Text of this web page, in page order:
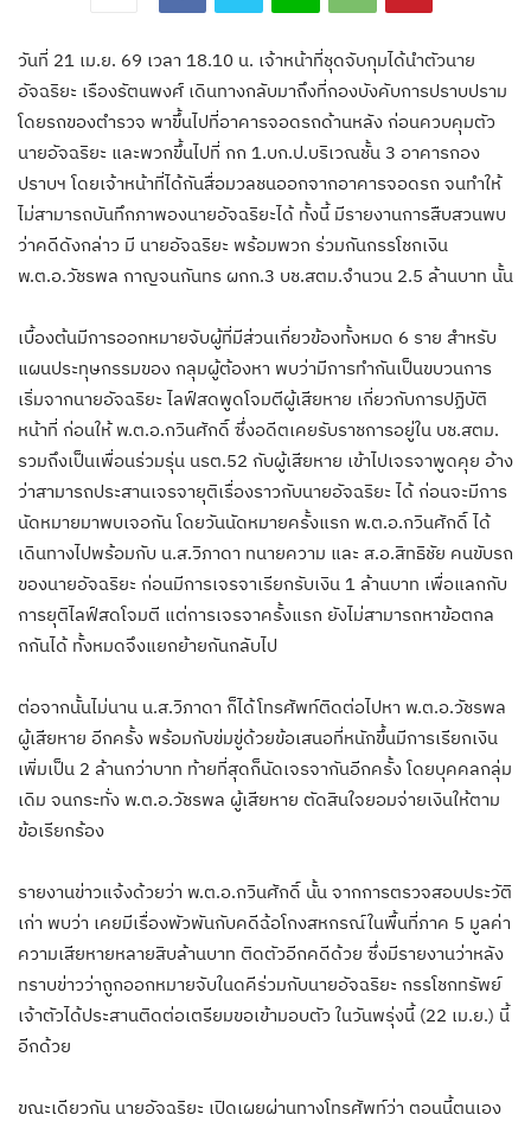
วันที่ 21 เม.ย. 69 เวลา 18.10 น. เจ้าหน้าที่ชุดจับกุมได้นำตัวนาย
อัจฉริยะ เรืองรัตนพงศ์ เดินทางกลับมาถึงที่กองบังคับการปราบปราม
โดยรถของตำรวจ พาขึ้นไปที่อาคารจอดรถด้านหลัง ก่อนควบคุมตัว
นายอัจฉริยะ และพวกขึ้นไปที่ กก 1.บก.ป.บริเวณชั้น 3 อาคารกอง
ปราบฯ โดยเจ้าหน้าที่ได้กันสื่อมวลชนออกจากอาคารจอดรถ จนทำให้
ไม่สามารถบันทึกภาพองนายอัจฉริยะได้ ทั้งนี้ มีรายงานการสืบสวนพบ
ว่าคดีดังกล่าว มี นายอัจฉริยะ พร้อมพวก ร่วมกันกรรโชกเงิน
พ.ต.อ.วัชรพล กาญจนกันทร ผกก.3 บช.สตม.จำนวน 2.5 ล้านบาท นั้น
เบื้องต้นมีการออกหมายจับผู้ที่มีส่วนเกี่ยวข้องทั้งหมด 6 ราย สำหรับ
แผนประทุษกรรมของ กลุมผู้ต้องหา พบว่ามีการทำกันเป็นขบวนการ
เริ่มจากนายอัจฉริยะ ไลฟ์สดพูดโจมตีผู้เสียหาย เกี่ยวกับการปฏิบัติ
หน้าที่ ก่อนให้ พ.ต.อ.กวินศักดิ์ ซึ่งอดีตเคยรับราชการอยู่ใน บช.สตม.
รวมถึงเป็นเพื่อนร่วมรุ่น นรต.52 กับผู้เสียหาย เข้าไปเจรจาพูดคุย อ้าง
ว่าสามารถประสานเจรจายุติเรื่องราวกับนายอัจฉริยะ ได้ ก่อนจะมีการ
นัดหมายมาพบเจอกัน โดยวันนัดหมายครั้งแรก พ.ต.อ.กวินศักดิ์ ได้
เดินทางไปพร้อมกับ น.ส.วิภาดา ทนายความ และ ส.อ.สิทธิชัย คนขับรถ
ของนายอัจฉริยะ ก่อนมีการเจรจาเรียกรับเงิน 1 ล้านบาท เพื่อแลกกับ
การยุติไลฟ์สดโจมตี แต่การเจรจาครั้งแรก ยังไม่สามารถหาข้อตกล
กกันได้ ทั้งหมดจึงแยกย้ายกันกลับไป
ต่อจากนั้นไม่นาน น.ส.วิภาดา ก็ได้โทรศัพท์ติดต่อไปหา พ.ต.อ.วัชรพล
ผู้เสียหาย อีกครั้ง พร้อมกับข่มขู่ด้วยข้อเสนอที่หนักขึ้นมีการเรียกเงิน
เพิ่มเป็น 2 ล้านกว่าบาท ท้ายที่สุดก็นัดเจรจากันอีกครั้ง โดยบุคคลกลุ่ม
เดิม จนกระทั่ง พ.ต.อ.วัชรพล ผู้เสียหาย ตัดสินใจยอมจ่ายเงินให้ตาม
ข้อเรียกร้อง
รายงานข่าวแจ้งด้วยว่า พ.ต.อ.กวินศักดิ์ นั้น จากการตรวจสอบประวัติ
เก่า พบว่า เคยมีเรื่องพัวพันกับคดีฉ้อโกงสหกรณ์ในพื้นที่ภาค 5 มูลค่า
ความเสียหายหลายสิบล้านบาท ติดตัวอีกคดีด้วย ซึ่งมีรายงานว่าหลัง
ทราบข่าวว่าถูกออกหมายจับในดคีร่วมกับนายอัจฉริยะ กรรโชกทรัพย์
เจ้าตัวได้ประสานติดต่อเตรียมขอเข้ามอบตัว ในวันพรุ่งนี้ (22 เม.ย.) นี้
อีกด้วย
ขณะเดียวกัน นายอัจฉริยะ เปิดเผยผ่านทางโทรศัพท์ว่า ตอนนี้ตนเอง